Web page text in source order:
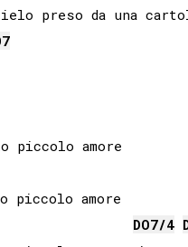
preso da una
7
DO7/4